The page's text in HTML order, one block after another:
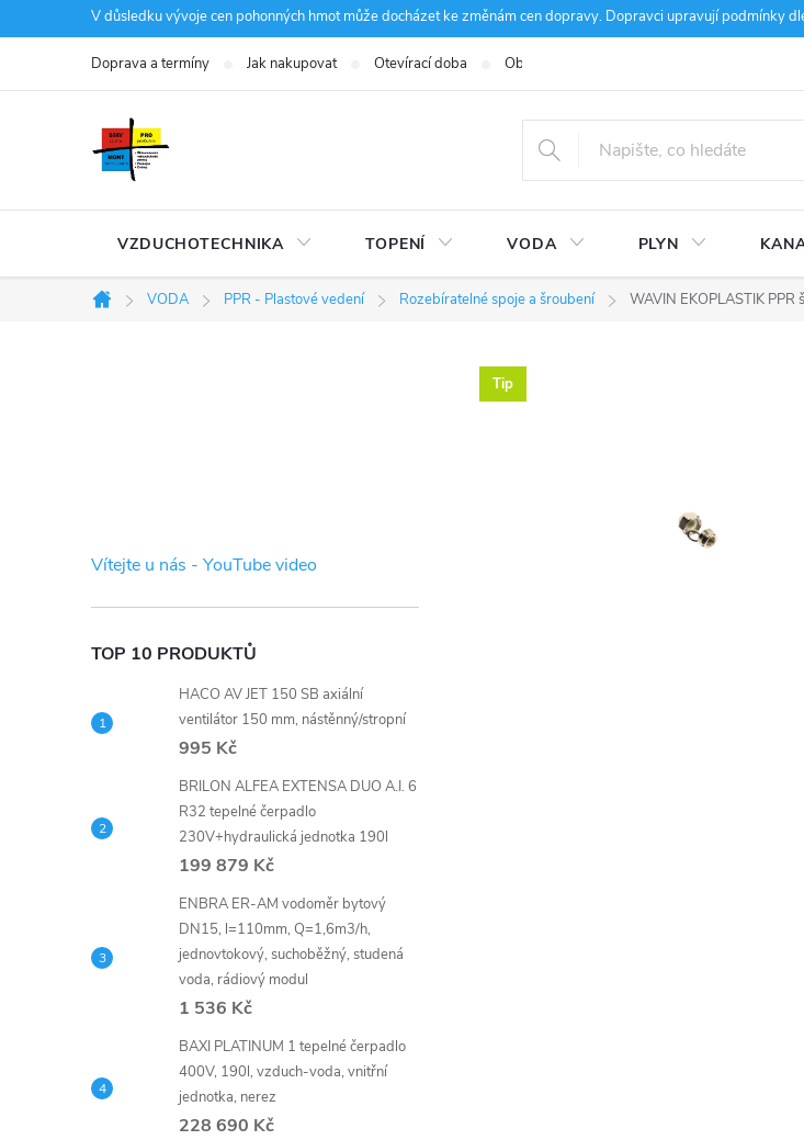
na
V důsledku vývoje cen pohonných hmot může docházet ke změnám cen dopravy. Dopravci upravují podmínky
Doprava a termíny Jak nakupovat Otevírací doba Obchodní podmínky
VZDUCHOTECHNIKA TOPENÍ VODA PLYN
Domů
VODA PPR - Plastové vedení Rozebíratelné spoje a šroubení WAVIN EKOPLASTIK
t
r
a
n
í
a
l
Vítejte u nás - YouTube video
TOP 10 PRODUKTŮ
HACO AV JET 150 SB axiální
ventilátor 150 mm, nástěnný/stropní
995 Kč
BRILON ALFEA EXTENSA DUO A.I. 6
R32 tepelné čerpadlo
230V+hydraulická jednotka 190l
199 879 Kč
ENBRA ER-AM vodoměr bytový
DN15, l=110mm, Q=1,6m3/h,
jednovtokový, suchoběžný, studená
voda, rádiový modul
1 536 Kč
BAXI PLATINUM 1 tepelné čerpadlo
400V, 190l, vzduch-voda, vnitřní
jednotka, nerez
228 690 Kč
Tip